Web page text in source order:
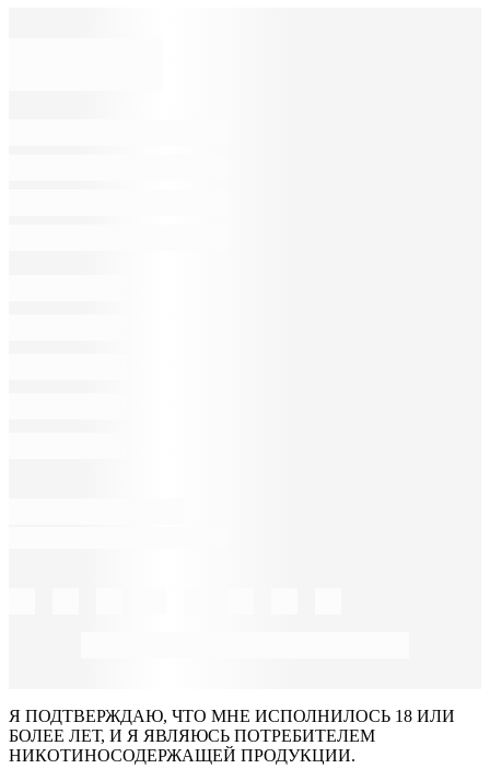
Я ПОДТВЕРЖДАЮ, ЧТО МНЕ ИСПОЛНИЛОСЬ 18 ИЛИ
БОЛЕЕ ЛЕТ, И Я ЯВЛЯЮСЬ ПОТРЕБИТЕЛЕМ
НИКОТИНОСОДЕРЖАЩЕЙ ПРОДУКЦИИ.